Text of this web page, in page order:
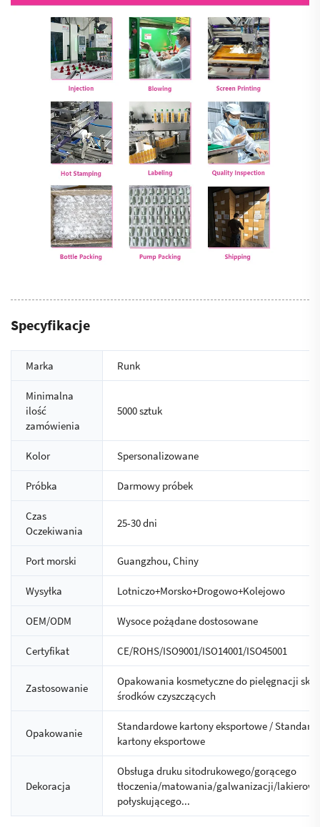
Specyfikacje
Marka Runk
Minimalna
ilość
zamówienia
5000 sztuk
Kolor Spersonalizowane
Próbka Darmowy próbek
Czas
Oczekiwania
25-30 dni
Port morski Guangzhou, Chiny
Wysyłka Lotniczo+Morsko+Drogowo+Kolejowo
OEM/ODM Wysoce pożądane dostosowane
Certyfikat CE/ROHS/ISO9001/ISO14001/ISO45001
Zastosowanie
Opakowania kosmetyczne do pielęgnacji
środków czyszczących
Opakowanie
Standardowe kartony eksportowe /
kartony eksportowe
Dekoracja
Obsługa druku sitodrukowego/gorącego
tłoczenia/matowania/galwanizacji/
połyskującego...